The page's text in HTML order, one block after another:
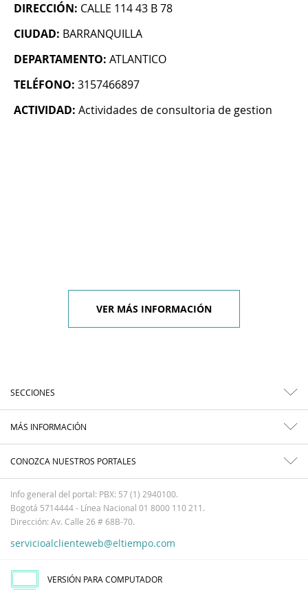
DIRECCIÓN: CALLE 114 43 B 78
CIUDAD: BARRANQUILLA
DEPARTAMENTO: ATLANTICO
TELÉFONO: 3157466897
ACTIVIDAD: Actividades de consultoria de gestion
VER MÁS INFORMACIÓN
SECCIONES
MÁS INFORMACIÓN
CONOZCA NUESTROS PORTALES
Info general del portal: PBX: 57 (1) 2940100.
Bogotá 5714444 - Línea Nacional 01 8000 110 211.
Dirección: Av. Calle 26 # 68B-70.
servicioalclienteweb@eltiempo.com
VERSIÓN PARA COMPUTADOR